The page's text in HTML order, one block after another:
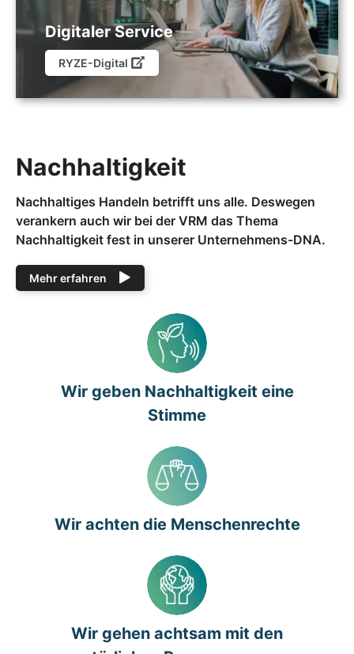
Digitaler Service
RYZE-Digital
Nachhaltigkeit
Nachhaltiges Handeln betrifft uns alle. Deswegen
verankern auch wir bei der VRM das Thema
Nachhaltigkeit fest in unserer Unternehmens-DNA.
Mehr erfahren
Wir geben Nachhaltigkeit eine
Stimme
Wir achten die Menschenrechte
Wir gehen achtsam mit den